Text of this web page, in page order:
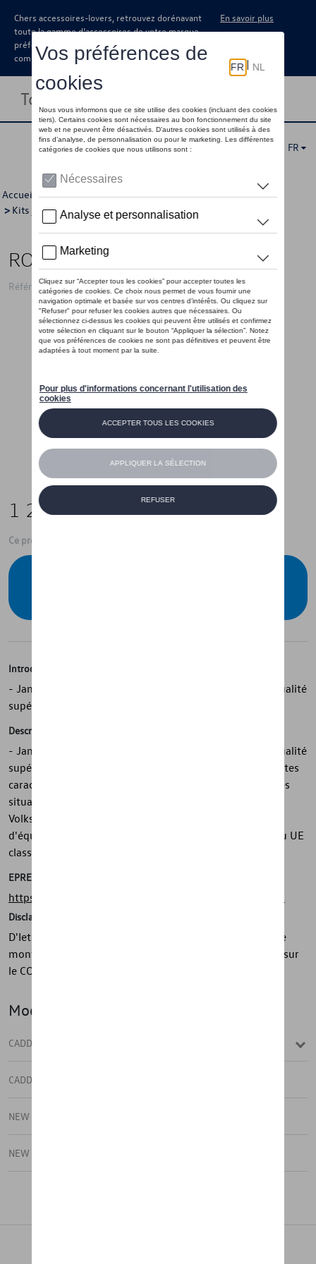
Chers accessoires-lovers, retrouvez dorénavant
toute la gamme d’accessoires de votre marque
préférée sous forme de catalogue à
commander auprès de votre concessionaire.
En savoir plus
Toggle navigation
FR
Accueil >Catalogue Volkswagen >Jantes et roues
> Kits jantes avec pneus >Kits d'hiver > Détail
ROUES HIVER 17"
Référence: 5R3WCWN67A 1OR
1 249,00 €
Ce produit n'est actuellement pas de stock
Introduction
- Jante en acier d'origine Volkswagen résistante et de qualité
supérieure
Description
- Jante en acier Volkswagen d'origine résistante et de qualité
supérieure - Pneus hautes performances avec d'excellentes
caractéristiques de conduite et adhérence dans toutes les
situations de conduite - Maintien sûr des enjoliveurs
Volkswagen d'origine - Assemblage avec des masses
d'équilibrage sans plomb écologiques en zinc - Bon pneu UE
classe d'étiquette pour l'adhérence sur sol mouillé
EPREL
https://eprel.ec.europa.eu/screen/product/tyres/381988
Disclaimer
D'Ieteren Automotive ne peut être tenu responsable si le
montage sur le véhicule diffère du montage mentionné sur
le COC
Modèle(s)
CADDY
CADDY CARGO
NEW CADDY
NEW CADDY CARGO